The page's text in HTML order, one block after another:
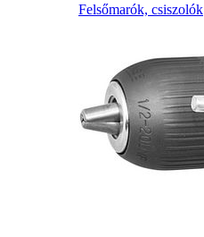
Felsőmarók, csiszolók